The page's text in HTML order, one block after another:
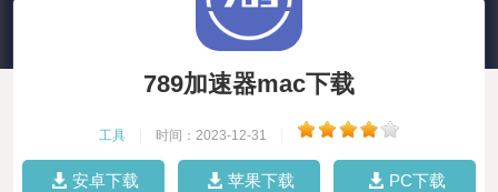
789加速器mac下载
工具 时间：2023-12-31
安卓下载 苹果下载 PC下载